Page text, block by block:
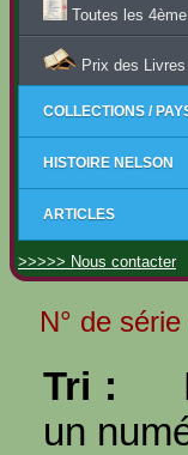
Toutes les 4ème
Prix des Livres
COLLECTIONS /
HISTOIRE NELSON
ARTICLES
>>>>> Nous contacter
N° de
Tri :
un